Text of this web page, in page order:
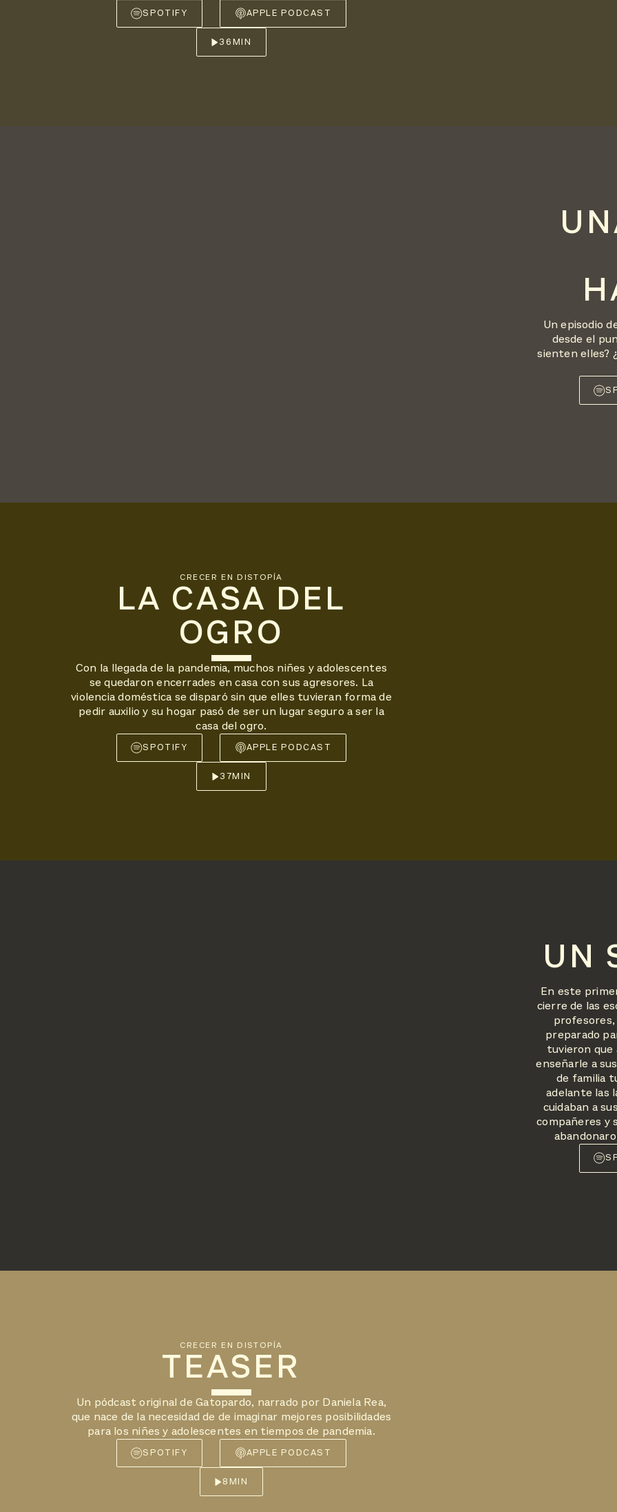
SPOTIFY APPLE PODCAST
36MIN
Un episodio
desde el
sienten elles?
CRECER EN DISTOPÍA
LA CASA DEL
OGRO
Con la llegada de la pandemia, muchos niñes y adolescentes
se quedaron encerrades en casa con sus agresores. La
violencia doméstica se disparó sin que elles tuvieran forma de
pedir auxilio y su hogar pasó de ser un lugar seguro a ser la
casa del ogro.
SPOTIFY APPLE PODCAST
37MIN
UN
En este
cierre de las
profesores,
preparado
tuvieron que
enseñarle a
de familia
adelante las
cuidaban a
compañeres y
CRECER EN DISTOPÍA
TEASER
Un pódcast original de Gatopardo, narrado por Daniela Rea,
que nace de la necesidad de de imaginar mejores posibilidades
para los niñes y adolescentes en tiempos de pandemia.
SPOTIFY APPLE PODCAST
8 MIN